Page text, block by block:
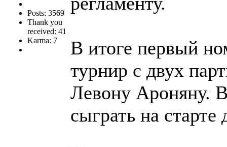
Posts: 3569
Thank you
received: 41
Karma: 7
В итоге первый
турнир с двух
Левону Ароняну.
сыграть на